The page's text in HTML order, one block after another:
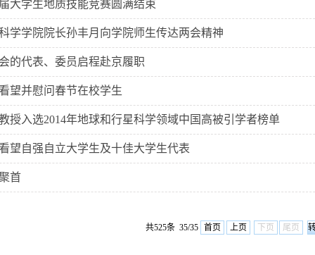
大学生地质技能竞赛圆满结束
学学院院长孙丰月向学院师生传达两会精神
的代表、委员启程赴京履职
望并慰问春节在校学生
授入选2014年地球和行星科学领域中国高被引学者榜单
望自强自立大学生及十佳大学生代表
首
共525条 35/35 首页 上页 下页 尾页